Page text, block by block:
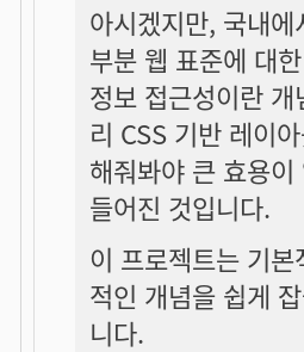
아시겠지만, 국내
부분 웹 표준에 대
정보 접근성이란
리 CSS 기반 레이
해줘봐야 큰 효용
들어진 것입니다.
이 프로젝트는 기
적인 개념을 쉽게
니다.